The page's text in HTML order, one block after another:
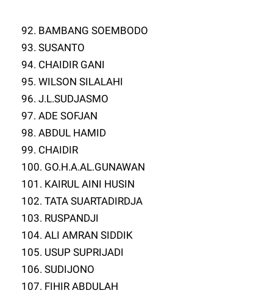
92. BAMBANG SOEMBODO
93. SUSANTO
94. CHAIDIR GANI
95. WILSON SILALAHI
96. J.L.SUDJASMO
97. ADE SOFJAN
98. ABDUL HAMID
99. CHAIDIR
100. GO.H.A.AL.GUNAWAN
101. KAIRUL AINI HUSIN
102. TATA SUARTADIRDJA
103. RUSPANDJI
104. ALI AMRAN SIDDIK
105. USUP SUPRIJADI
106. SUDIJONO
107. FIHIR ABDULAH